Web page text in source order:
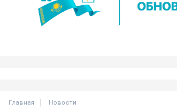
Главная Новости